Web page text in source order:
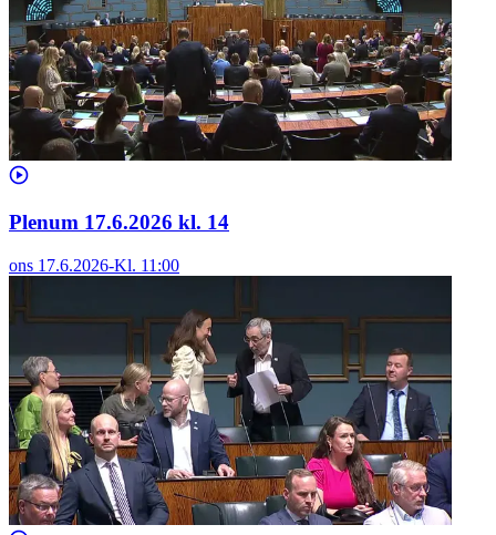
Plenum 17.6.2026 kl. 14
ons 17.6.2026-Kl. 11:00